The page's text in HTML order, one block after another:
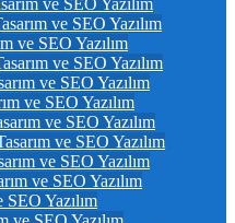
ve SEO Yazılım
ve SEO Yazılım
ve SEO Yazılım
ve SEO Yazılım
ve SEO Yazılım
ve SEO Yazılım
ve SEO Yazılım
ve SEO Yazılım
ve SEO Yazılım
ve SEO Yazılım
SEO Yazılım